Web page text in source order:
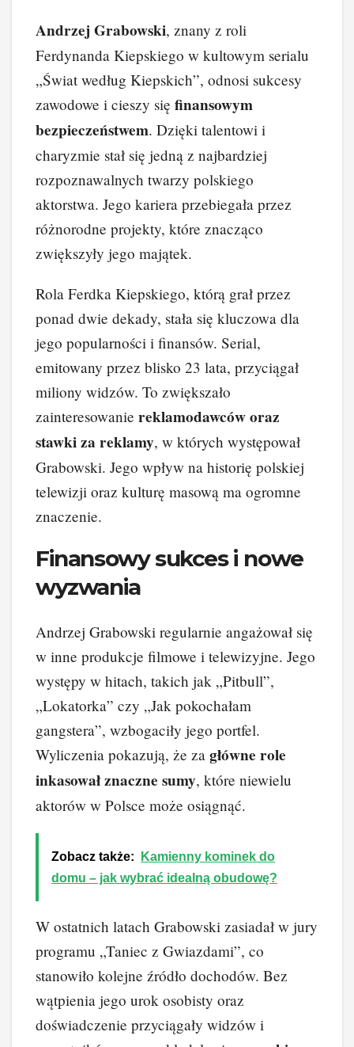
Andrzej Grabowski, znany z roli
Ferdynanda Kiepskiego w kultowym serialu
„Świat według Kiepskich”, odnosi sukcesy
zawodowe i cieszy się finansowym
bezpieczeństwem. Dzięki talentowi i
charyzmie stał się jedną z najbardziej
rozpoznawalnych twarzy polskiego
aktorstwa. Jego kariera przebiegała przez
różnorodne projekty, które znacząco
zwiększyły jego majątek.
Rola Ferdka Kiepskiego, którą grał przez
ponad dwie dekady, stała się kluczowa dla
jego popularności i finansów. Serial,
emitowany przez blisko 23 lata, przyciągał
miliony widzów. To zwiększało
zainteresowanie reklamodawców oraz
stawki za reklamy, w których występował
Grabowski. Jego wpływ na historię polskiej
telewizji oraz kulturę masową ma ogromne
znaczenie.
Finansowy sukces i nowe
wyzwania
Andrzej Grabowski regularnie angażował się
w inne produkcje filmowe i telewizyjne. Jego
występy w hitach, takich jak „Pitbull”,
„Lokatorka” czy „Jak pokochałam
gangstera”, wzbogaciły jego portfel.
Wyliczenia pokazują, że za główne role
inkasował znaczne sumy, które niewielu
aktorów w Polsce może osiągnąć.
Zobacz także:
Kamienny kominek do
domu – jak wybrać idealną obudowę?
W ostatnich latach Grabowski zasiadał w jury
programu „Taniec z Gwiazdami”, co
stanowiło kolejne źródło dochodów. Bez
wątpienia jego urok osobisty oraz
doświadczenie przyciągały widzów i